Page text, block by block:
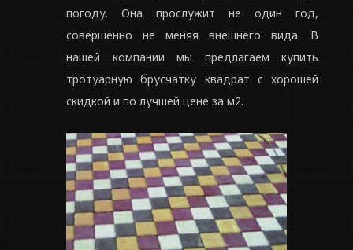
погоду. Она прослужит не один год,
совершенно не меняя внешнего вида. В
нашей компании мы предлагаем купить
тротуарную брусчатку квадрат с хорошей
скидкой и по лучшей цене за м2.